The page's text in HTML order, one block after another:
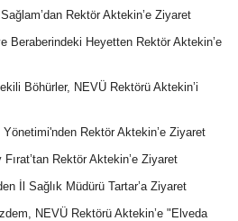
Rektör Aktekin’e Ziyaret
Beraberindeki Heyetten Rektör Aktekin’e
Böhürler, NEVÜ Rektörü Aktekin’i
Rektör Aktekin’e Ziyaret
Rektör Aktekin’e Ziyaret
İl Sağlık Müdürü Tartar’a Ziyaret
NEVÜ Rektörü Aktekin’e "Elveda